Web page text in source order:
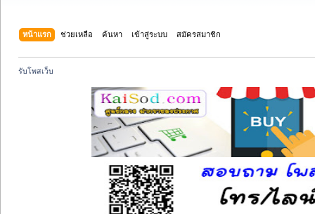
หน้าแรก ช่วยเหลือ ค้นหา เข้าสู่ระบบ สมัครสมาชิก
รับโพสเว็บ